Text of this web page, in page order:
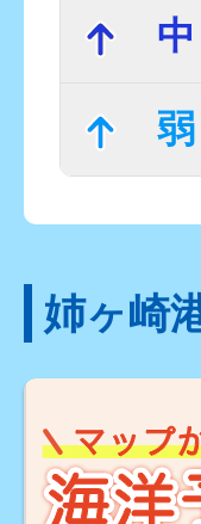
中
弱
姉ヶ崎